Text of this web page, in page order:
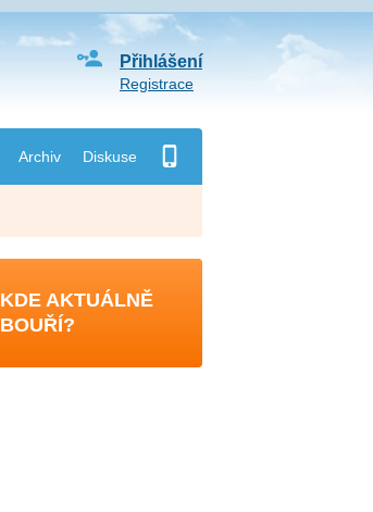
Archiv Diskuse
Přihlášení
Registrace
KDE AKTUÁLNĚ
BOUŘÍ?